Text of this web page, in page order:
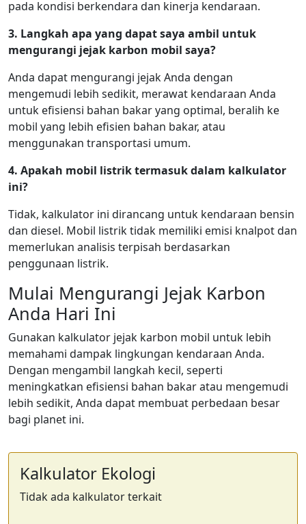
pada kondisi berkendara dan kinerja kendaraan.
3. Langkah apa yang dapat saya ambil untuk
mengurangi jejak karbon mobil saya?
Anda dapat mengurangi jejak Anda dengan
mengemudi lebih sedikit, merawat kendaraan Anda
untuk efisiensi bahan bakar yang optimal, beralih ke
mobil yang lebih efisien bahan bakar, atau
menggunakan transportasi umum.
4. Apakah mobil listrik termasuk dalam kalkulator
ini?
Tidak, kalkulator ini dirancang untuk kendaraan bensin
dan diesel. Mobil listrik tidak memiliki emisi knalpot dan
memerlukan analisis terpisah berdasarkan
penggunaan listrik.
Mulai Mengurangi Jejak Karbon
Anda Hari Ini
Gunakan kalkulator jejak karbon mobil untuk lebih
memahami dampak lingkungan kendaraan Anda.
Dengan mengambil langkah kecil, seperti
meningkatkan efisiensi bahan bakar atau mengemudi
lebih sedikit, Anda dapat membuat perbedaan besar
bagi planet ini.
Kalkulator Ekologi
Tidak ada kalkulator terkait